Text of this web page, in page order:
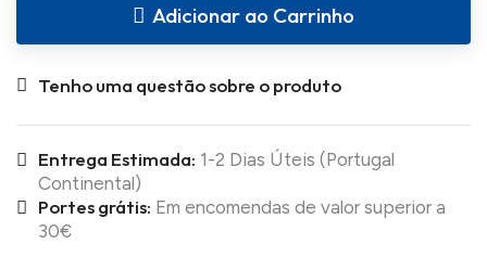
Adicionar ao Carrinho
Tenho uma questão sobre o produto
Entrega Estimada: 1-2 Dias Úteis (Portugal
Continental)
Portes grátis: Em encomendas de valor superior a
30€